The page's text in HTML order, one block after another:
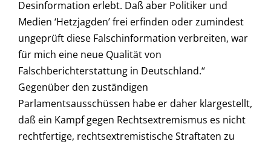
Desinformation erlebt. Daß aber Politiker und
Medien ‘Hetzjagden’ frei erfinden oder zumindest
ungeprüft diese Falschinformation verbreiten, war
für mich eine neue Qualität von
Falschberichterstattung in Deutschland.“
Gegenüber den zuständigen
Parlamentsausschüssen habe er daher klargestellt,
daß ein Kampf gegen Rechtsextremismus es nicht
rechtfertige, rechtsextremistische Straftaten zu